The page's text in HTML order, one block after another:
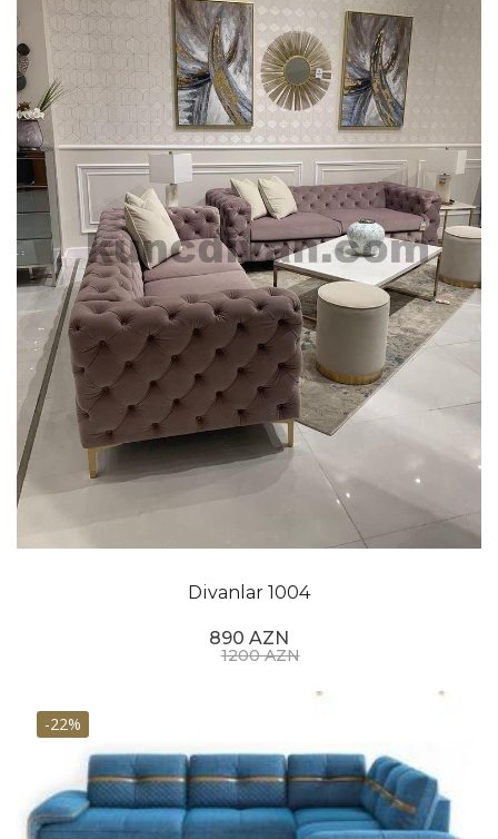
Divanlar 1004
890 AZN
1200 AZN
-22%